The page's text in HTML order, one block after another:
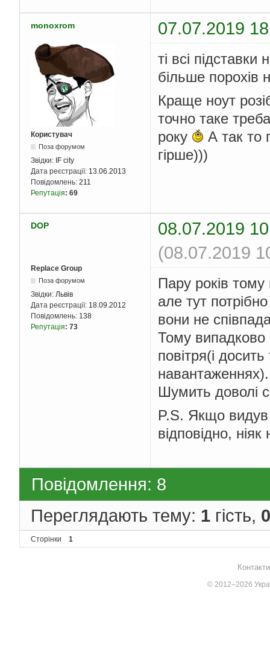
monoxrom 07.07.2019
Користувач
Поза форумом
Звідки: IF city
Дата реєстрації: 13.06.2013
Повідомлень: 211
Репутація: 69
ті всі
більше порохів
Краще ноут
точно таке
року
А так то
гірше)))
DOP
08.07.2019
(08.07.2019
Replace Group
Поза форумом
Звідки: Львів
Дата реєстрації: 18.09.2012
Повідомлень: 138
Репутація: 73
Пару років
але тут
вони не
Тому випадково
повітря(і
навантаженнях).
Шумить доволі
P.S. Якщо видув
відповідно,
Повідомлення: 8
Переглядають тему: 1 гість, 0
Сторінки 1
© 2012–2026